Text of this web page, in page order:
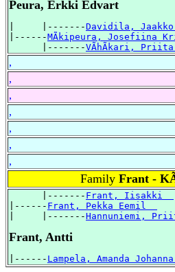
Peura, Erkki Edvart
|     |-------Davidila,
|------MÃkipeura, Josefiina
      |-------
VÃhÃkari,
,
,
,
,
,
,
,
Family Frant -
      |-------
Frant, Iisakki
|------ Frant, Pekka Eemil
|     |-------Hannuniemi,
Frant, Antti
|------ Lampela, Amanda